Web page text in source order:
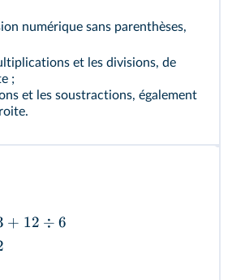
numérique sans parenthèses,
et les divisions, de
;
et les soustractions, également
+ 12 ÷ 6